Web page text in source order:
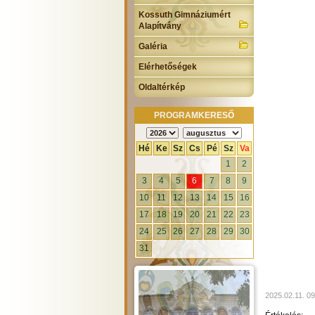
Kossuth Gimnáziumért
Alapítvány
Galéria
Elérhetőségek
Oldaltérkép
PROGRAMKERESŐ
Hé Ke Sz Cs Pé Sz
Va
1
2
3
4 5 6 7 8
9
10
11 12 13 14 15
16
17
18 19 20 21 22
23
24
25 26 27 28 29
30
31
2025.02.11.